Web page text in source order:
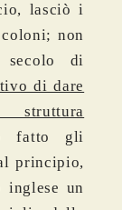
lasciò i
non
di
di dare
fatto gli
principio,
inglese un